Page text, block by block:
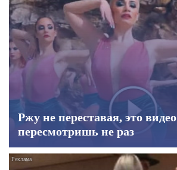
Ржу не переставая, это видео
пересмотришь не раз